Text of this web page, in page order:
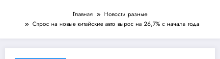
Главная
Новости разные
Спрос на новые китайские авто вырос на 26,7% c начала года